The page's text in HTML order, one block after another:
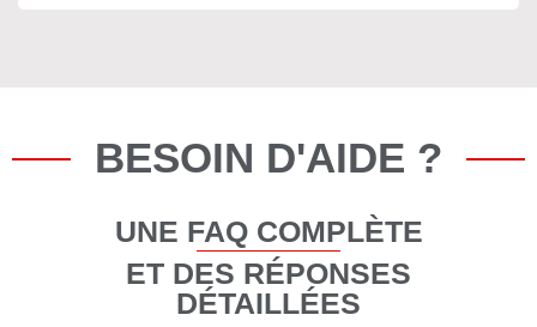
BESOIN D'AIDE ?
UNE FAQ COMPLÈTE
ET DES RÉPONSES
DÉTAILLÉES